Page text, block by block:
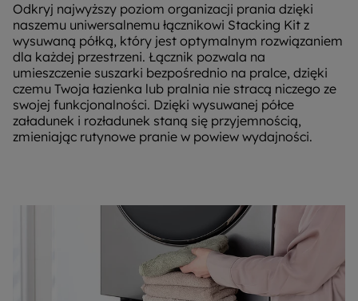
Odkryj najwyższy poziom organizacji prania dzięki
naszemu uniwersalnemu łącznikowi Stacking Kit z
wysuwaną półką, który jest optymalnym rozwiązaniem
dla każdej przestrzeni. Łącznik pozwala na
umieszczenie suszarki bezpośrednio na pralce, dzięki
czemu Twoja łazienka lub pralnia nie stracą niczego ze
swojej funkcjonalności. Dzięki wysuwanej półce
załadunek i rozładunek staną się przyjemnością,
zmieniając rutynowe pranie w powiew wydajności.